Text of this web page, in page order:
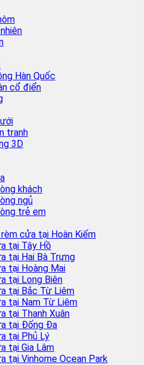
Hàn Quốc
cổ điển
tranh
3D
khách
ngủ
trẻ em
cửa tại Hoàn Kiếm
tại Tây Hồ
tại Hai Bà Trưng
tại Hoàng Mai
tại Long Biên
tại Bắc Từ Liêm
tại Nam Từ Liêm
tại Thanh Xuân
tại Đống Đa
tại Phủ Lý
tại Gia Lâm
tại Vinhome Ocean Park